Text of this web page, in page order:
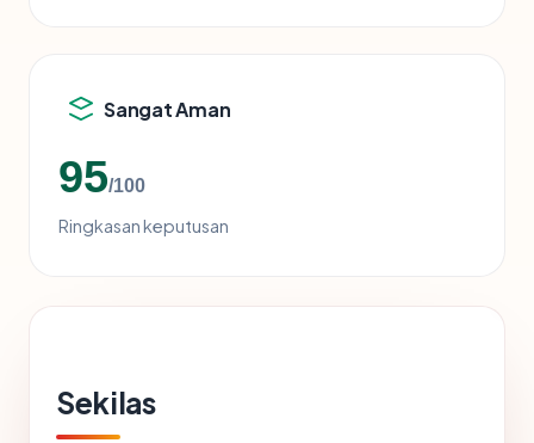
Sangat Aman
95/100
Ringkasan keputusan
Sekilas